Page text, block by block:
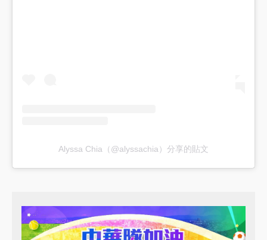
Alyssa Chia（@alyssachia）分享的貼文